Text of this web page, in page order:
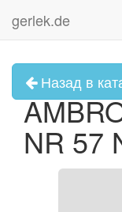
gerlek.de
Назад в
NR 57